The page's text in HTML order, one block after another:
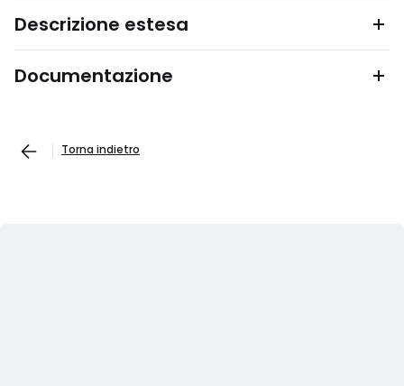
Descrizione estesa
Documentazione
Torna indietro